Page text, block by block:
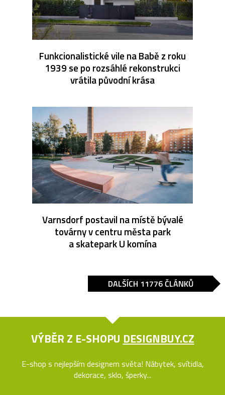
Funkcionalistické vile na Babě z roku
1939 se po rozsáhlé rekonstrukci
vrátila původní krása
Varnsdorf postavil na místě bývalé
továrny v centru města park
a skatepark U komína
DALŠÍCH 11776 ČLÁNKŮ
VÝBĚR Z E-SHOPU DESIGNBUY.CZ
E-shop s nejlepším designem světa! Nábytek, svítidla,
dekorace, sklo, šperky...